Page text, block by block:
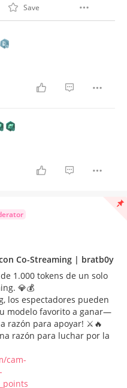
Save
Co-Streaming | bratb0y
1.000 tokens de un solo
💎💰
los espectadores pueden
modelo favorito a ganar—
razón para apoyar! ⚔️🔥
razón para luchar por la
cam-